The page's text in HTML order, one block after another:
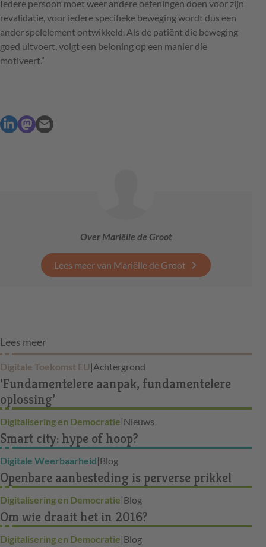
Iedere persoon moet weer andere oefeningen doen voor zijn
revalidatie, voor iedere specifieke beweging wordt dus een
ander spelelement ontwikkeld. Als de patiënt die beweging
goed uitvoert, volgt een beloning op een manier die
motiveert.”
Over Mariëlle de Groot
Lees meer van Mariëlle de Groot
Lees meer
Digitale Toekomst EU |Achtergrond
‘Fundamentelere aanpak, fundamentelere
oplossing’
Digitalisering en Democratie|Nieuws
Smart city: hype of hoop?
Digitale Weerbaarheid|Blog
Openbare aanbesteding is perverse prikkel
Digitalisering en Democratie|Blog
Om wie draait het in 2016?
Digitalisering en Democratie|Blog